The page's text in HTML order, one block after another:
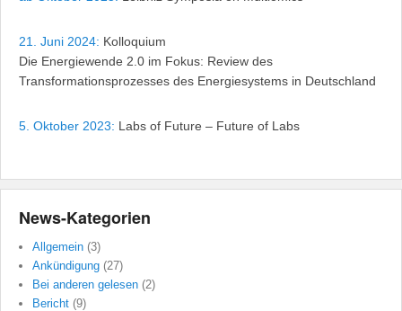
21. Juni 2024: Kolloquium
Die Energiewende 2.0 im Fokus: Review des
Transformationsprozesses des Energiesystems in Deutschland
5. Oktober 2023: Labs of Future – Future of Labs
News-Kategorien
Allgemein (3)
Ankündigung (27)
Bei anderen gelesen (2)
Bericht (9)